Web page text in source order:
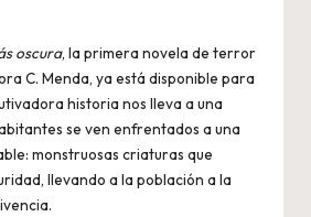
oscura, la primera novela de terror
C. Menda, ya está disponible para
historia nos lleva a una
se ven enfrentados a una
monstruosas criaturas que
llevando a la población a la